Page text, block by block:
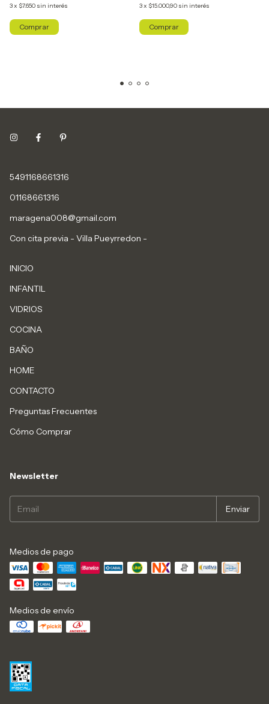
3x $7.650 sin interés 3x $15.000,90 sin interés
5491168661316
01168661316
maragena008@gmail.com
Con cita previa - Villa Pueyrredon -
INICIO
INFANTIL
VIDRIOS
COCINA
BAÑO
HOME
CONTACTO
Preguntas Frecuentes
Cómo Comprar
Newsletter
Medios de pago
Medios de envío